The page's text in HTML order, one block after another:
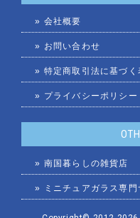
» 会社概要
» お問い合わせ
» 特定商取引法に基づく
» プライバシーポリシー
» 南国暮らしの雑貨店
» ミニチュアガラス専門